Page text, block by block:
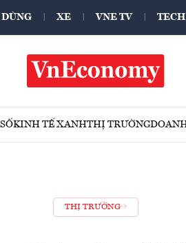
XE VNE TV
KINH TẾ XANHTHỊ TRƯỜNG
THỊ TRƯỜNG